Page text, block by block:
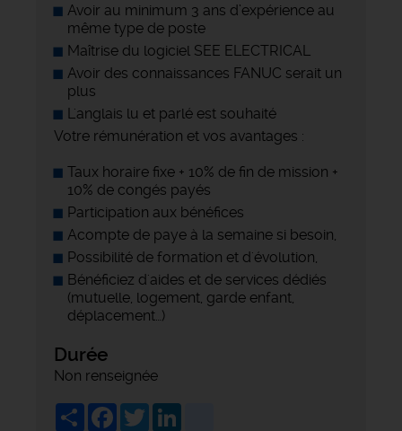
Avoir au minimum 3 ans d’expérience au
même type de poste
Maîtrise du logiciel SEE ELECTRICAL
Avoir des connaissances FANUC serait un
plus
L'anglais lu et parlé est souhaité
Votre rémunération et vos avantages :
Taux horaire fixe + 10% de fin de mission +
10% de congés payés
Participation aux bénéfices
Acompte de paye à la semaine si besoin,
Possibilité de formation et d'évolution,
Bénéficiez d'aides et de services dédiés
(mutuelle, logement, garde enfant,
déplacement…)
Durée
Non renseignée
ShareFacebook
Twitter